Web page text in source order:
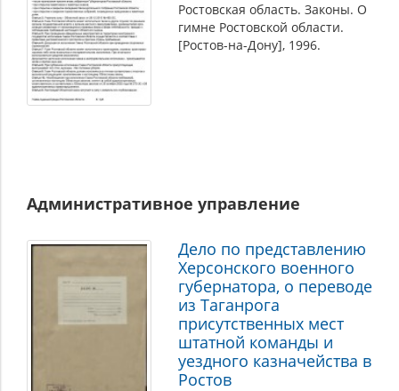
Ростовская область. Законы. О
гимне Ростовской области.
[Ростов-на-Дону], 1996.
Административное управление
Дело по представлению
Херсонского военного
губернатора, о переводе
из Таганрога
присутственных мест
штатной команды и
уездного казначейства в
Ростов